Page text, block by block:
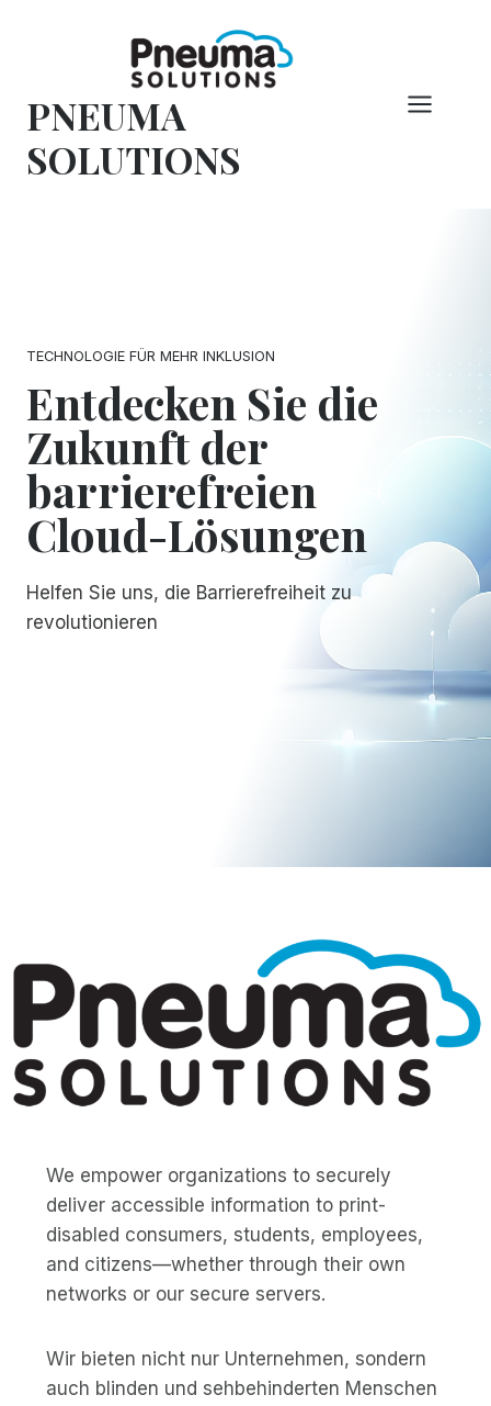
PNEUMA
SOLUTIONS
TECHNOLOGIE FÜR MEHR INKLUSION
Entdecken Sie die
Zukunft der
barrierefreien
Cloud-Lösungen
Helfen Sie uns, die Barrierefreiheit zu
revolutionieren
We empower organizations to securely
deliver accessible information to print-
disabled consumers, students, employees,
and citizens—whether through their own
networks or our secure servers.
Wir bieten nicht nur Unternehmen, sondern
auch blinden und sehbehinderten Menschen